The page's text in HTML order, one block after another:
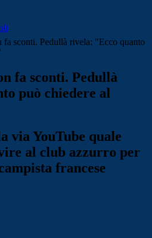
sconti. Pedullà rivela: "Ecco quanto
fa sconti. Pedullà
può chiedere al
via YouTube quale
al club azzurro per
francese